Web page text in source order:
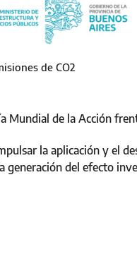
de CO2
Mundial de la Acción
la aplicación y el
generación del efecto